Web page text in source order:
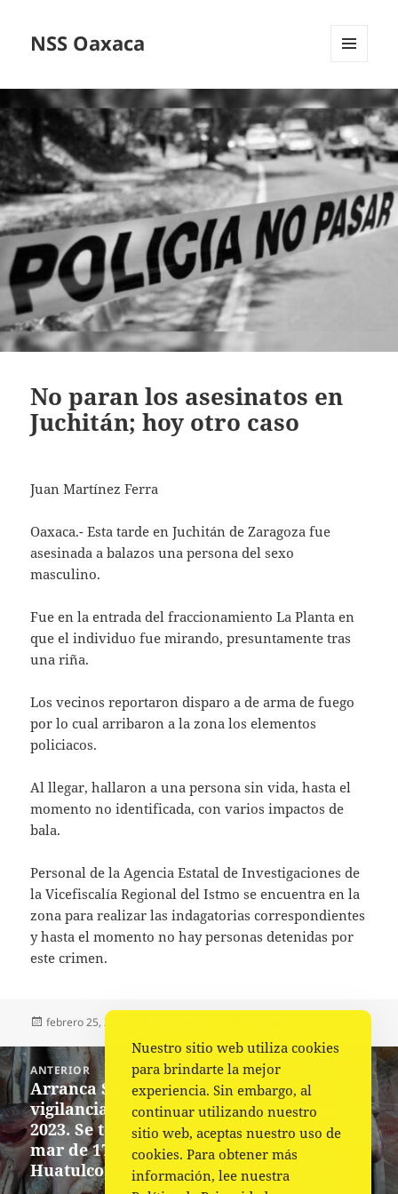
NSS Oaxaca
WIDGETS
No paran los asesinatos en
Juchitán; hoy otro caso
Juan Martínez Ferra
Oaxaca.- Esta tarde en Juchitán de Zaragoza fue
asesinada a balazos una persona del sexo
masculino.
Fue en la entrada del fraccionamiento La Planta en
que el individuo fue mirando, presuntamente tras
una riña.
Los vecinos reportaron disparo a de arma de fuego
por lo cual arribaron a la zona los elementos
policiacos.
Al llegar, hallaron a una persona sin vida, hasta el
momento no identificada, con varios impactos de
bala.
Personal de la Agencia Estatal de Investigaciones de
la Vicefiscalía Regional del Istmo se encuentra en la
zona para realizar las indagatorias correspondientes
y hasta el momento no hay personas detenidas por
este crimen.
Publicado
febrero 25, 2023
Navegación
de
entradas
ANTERIOR
Entrada
anterior:
Arranca Salud Oaxaca Operativo de
vigilancia sanitaria Cuaresma Limpia
2023. Se tomarán muestras de agua de
mar de 17 playas de Puerto Ángel,
Huatulco y Puerto Escondido.
Nuestro sitio web utiliza cookies
para brindarte la mejor
experiencia. Sin embargo, al
continuar utilizando nuestro
sitio web, aceptas nuestro uso de
cookies. Para obtener más
información, lee nuestra